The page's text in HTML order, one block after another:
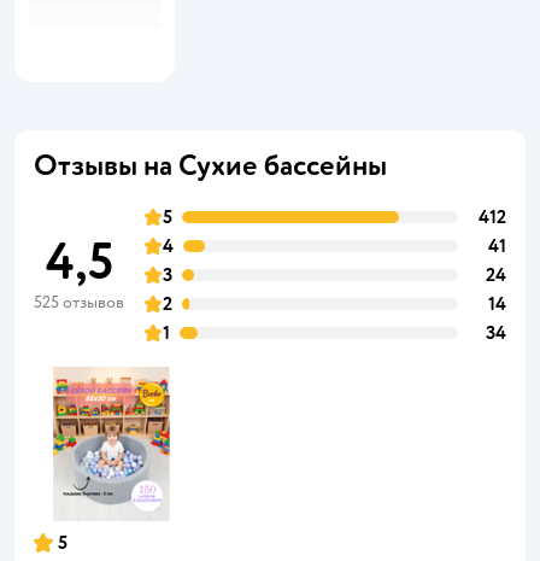
Отзывы на Сухие бассейны
4,5
525 отзывов
5
412
4
41
3
24
2
14
1
34
5